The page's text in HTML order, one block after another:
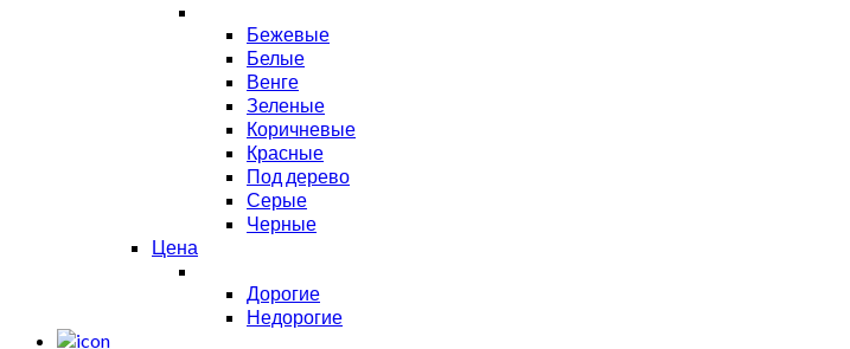
Бежевые
Белые
Венге
Зеленые
Коричневые
Красные
Под дерево
Серые
Черные
Цена
Дорогие
Недорогие